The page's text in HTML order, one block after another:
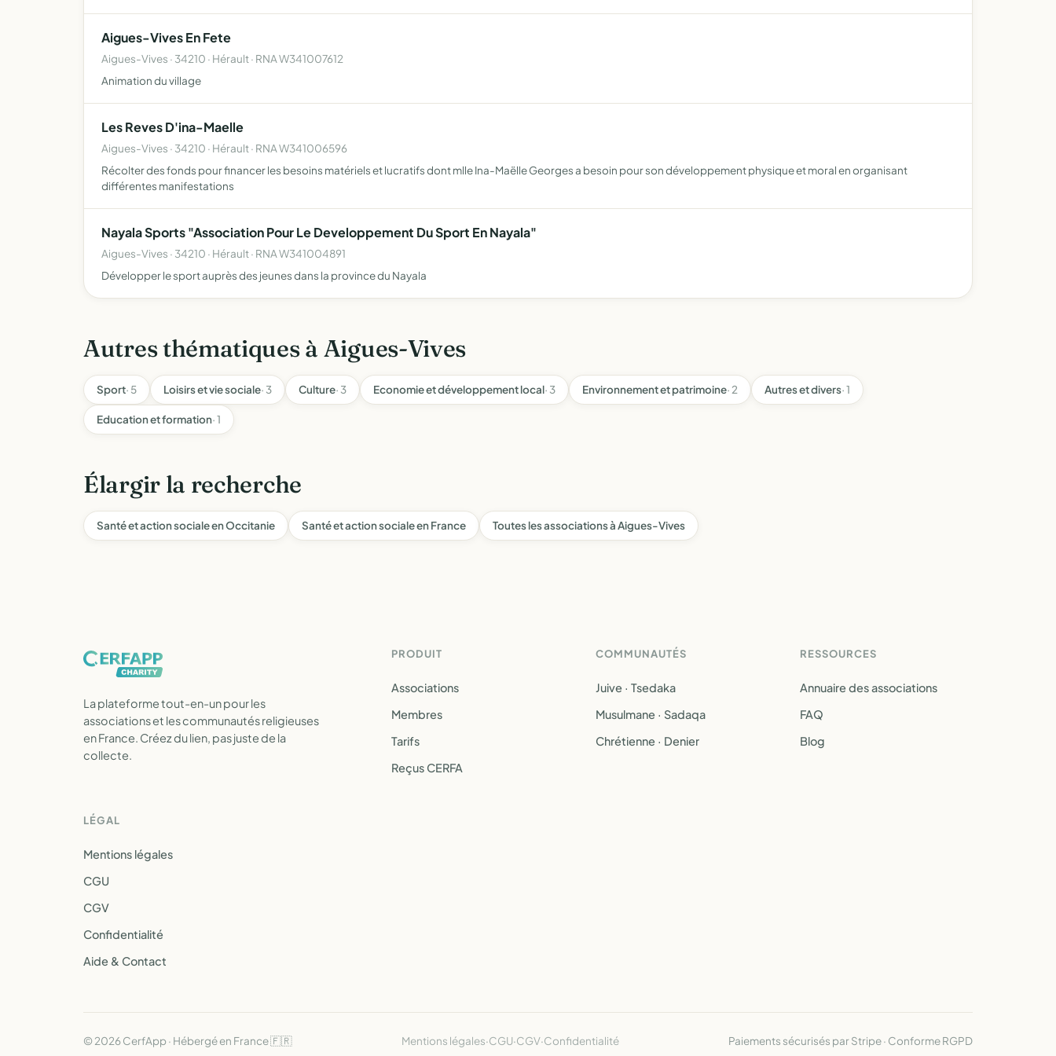
Aigues-Vives En Fete
Aigues-Vives · 34210 · Hérault · RNA W341007612
Animation du village
Les Reves D'ina-Maelle
Aigues-Vives · 34210 · Hérault · RNA W341006596
Récolter des fonds pour financer les besoins matériels et lucratifs dont mlle Ina-Maëlle Georges a besoin pour son développement physique et moral en organisant
différentes manifestations
Nayala Sports "Association Pour Le Developpement Du Sport En Nayala"
Aigues-Vives · 34210 · Hérault · RNA W341004891
Développer le sport auprès des jeunes dans la province du Nayala
Autres thématiques à Aigues-Vives
Sport· 5 Loisirs et vie sociale· 3 Culture· 3 Economie et développement local· 3 Environnement et patrimoine· 2 Autres et divers· 1
Education et formation· 1
Élargir la recherche
Santé et action sociale en Occitanie Santé et action sociale en France Toutes les associations à Aigues-Vives
La plateforme tout-en-un pour les
associations et les communautés religieuses
en France. Créez du lien, pas juste de la
collecte.
PRODUIT
Associations
Membres
Tarifs
Reçus CERFA
COMMUNAUTÉS
Juive · Tsedaka
Musulmane · Sadaqa
Chrétienne · Denier
RESSOURCES
Annuaire des associations
FAQ
Blog
LÉGAL
Mentions légales
CGU
CGV
Confidentialité
Aide & Contact
© 2026 CerfApp · Hébergé en France 🇫🇷 Mentions légales·CGU·CGV·Confidentialité Paiements sécurisés par Stripe · Conforme RGPD